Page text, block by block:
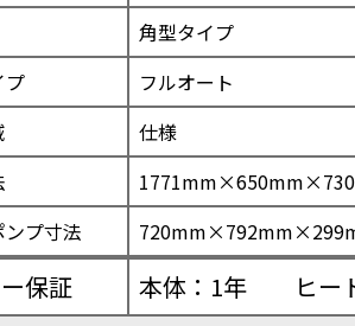
角型タイプ
プ
フルオート
仕様
ンプ寸法
保証 本体：1年 ヒー